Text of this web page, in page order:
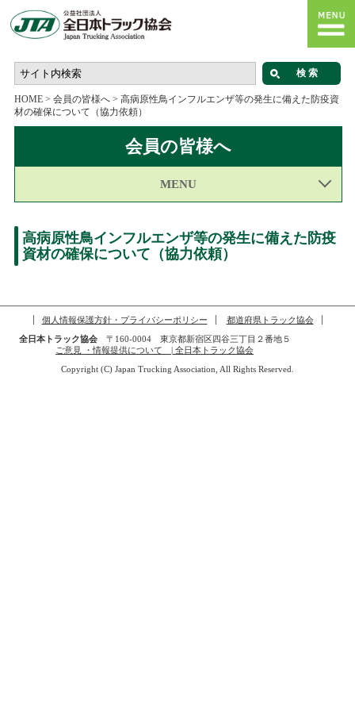
HOME> 会員の皆様へ> 高病原性鳥インフルエンザ等の発生に備えた防疫資
材の確保について（協力依頼）
会員の皆様へ
MENU
高病原性鳥インフルエンザ等の発生に備えた防疫
資材の確保について（協力依頼）
個人情報保護方針・プライバシーポリシー
都道府県トラック協会
全日本トラック協会〒160-0004 東京都新宿区四谷三丁目２番地５
ご意見 ・情報提供について | 全日本トラック協会
Copyright (C) Japan Trucking Association, All Rights Reserved.